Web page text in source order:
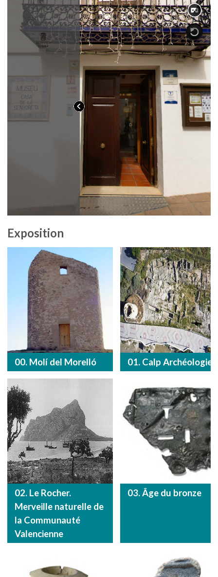
Exposition
00. Molí del Morelló 01. Calp Archéologie
02. Le Rocher.
Merveille naturelle de
la Communauté
Valencienne
03. Âge du bronze